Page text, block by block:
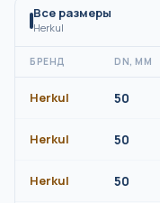
Все размеры
Herkul
БРЕНД DN, ММ
Herkul 50
Herkul 50
Herkul 50